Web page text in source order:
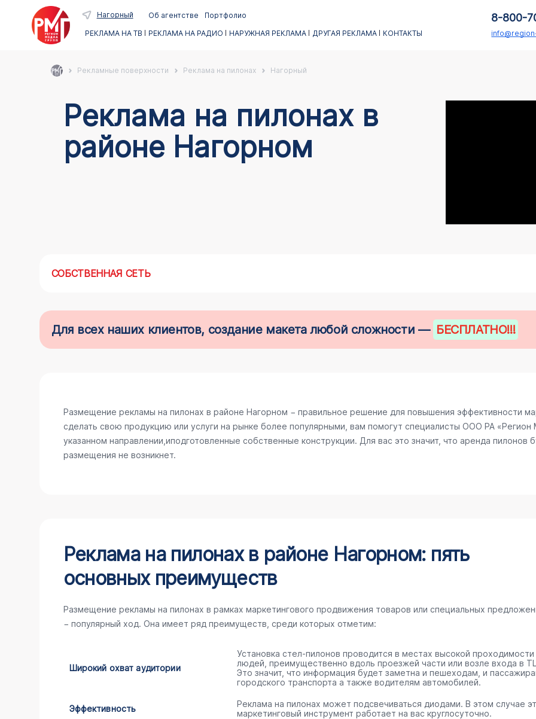
Нагорный Об агентстве
Портфолио
РЕКЛАМА НА ТВ
РЕКЛАМА НА РАДИО НАРУЖНАЯ РЕКЛАМА ДРУГАЯ РЕКЛАМА КОНТАКТЫ
8-800-
Рекламные поверхности Реклама на пилонах Нагорный
Реклама на пилонах в
районе Нагорном
СОБСТВЕННАЯ СЕТЬ
Для всех наших клиентов, создание макета любой сложности — БЕСПЛАТНО!!!
Размещение рекламы на пилонах в районе Нагорном − правильное решение для повышения эффективности
сделать свою продукцию или услуги на рынке более популярными, вам помогут специалисты ООО РА
указанном направлении,иподготовленные собственные конструкции. Для вас это значит, что аренда пилонов
размещения не возникнет.
Реклама на пилонах в районе Нагорном: пять
основных преимуществ
Размещение рекламы на пилонах в рамках маркетингового продвижения товаров или специальных
− популярный ход. Она имеет ряд преимуществ, среди которых отметим:
Широкий охват аудитории
Установка стел-пилонов проводится в местах высокой проходимости
людей, преимущественно вдоль проезжей части или возле входа в
Это значит, что информация будет заметна и пешеходам, и
городского транспорта а также водителям автомобилей.
Эффективность
Реклама на пилонах может подсвечиваться диодами. В этом случае
маркетинговый инструмент работает на вас круглосуточно.